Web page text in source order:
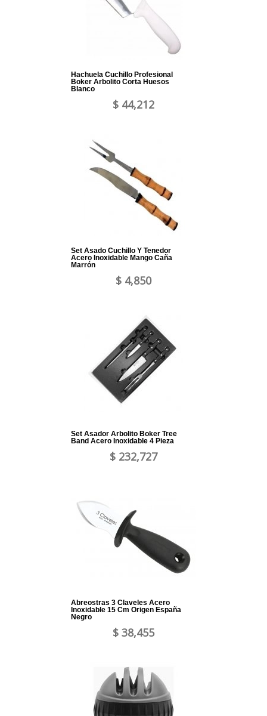
Hachuela Cuchillo Profesional
Boker Arbolito Corta Huesos
Blanco
$ 44,212
Set Asado Cuchillo Y Tenedor
Acero Inoxidable Mango Caña
Marrón
$ 4,850
Set Asador Arbolito Boker Tree
Band Acero Inoxidable 4 Pieza
$ 232,727
Abreostras 3 Claveles Acero
Inoxidable 15 Cm Origen España
Negro
$ 38,455